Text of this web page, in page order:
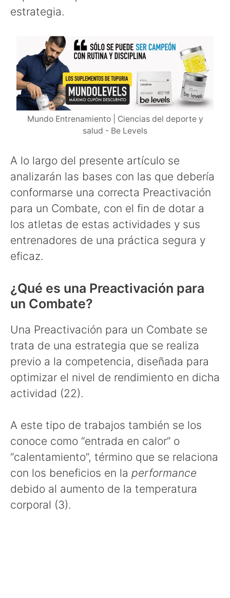
estrategia.
Mundo Entrenamiento | Ciencias del deporte y
salud - Be Levels
A lo largo del presente artículo se
analizarán las bases con las que debería
conformarse una correcta Preactivación
para un Combate, con el fin de dotar a
los atletas de estas actividades y sus
entrenadores de una práctica segura y
eficaz.
¿Qué es una Preactivación para
un Combate?
Una Preactivación para un Combate se
trata de una estrategia que se realiza
previo a la competencia, diseñada para
optimizar el nivel de rendimiento en dicha
actividad (22).
A este tipo de trabajos también se los
conoce como “entrada en calor” o
“calentamiento”, término que se relaciona
con los beneficios en la performance
debido al aumento de la temperatura
corporal (3).